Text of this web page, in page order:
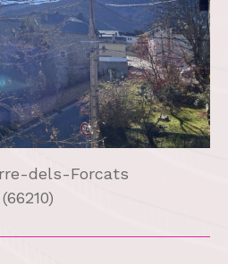
dels-Forcats
(66210)